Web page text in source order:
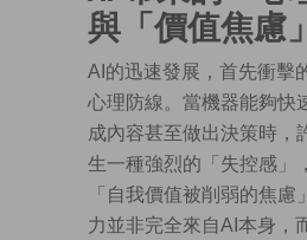
與「價值焦慮」
AI的迅速發展，首先衝擊
心理防線。當機器能夠快
成內容甚至做出決策時，
生一種強烈的「失控感」
「自我價值被削弱的焦慮
力並非完全來自AI本身，